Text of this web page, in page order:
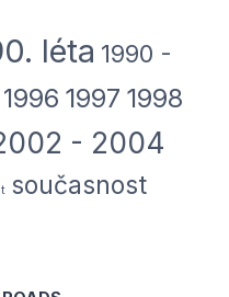
léta 1990 -
1996 1997 1998
- 2004
současnost